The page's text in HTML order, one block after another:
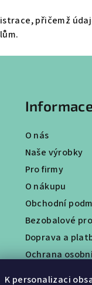
K personalizaci
přičemž
O nás
Naše výrobky
Pro firmy
O nákupu
Obchodní
Bezobalové
Doprava a
Ochrana